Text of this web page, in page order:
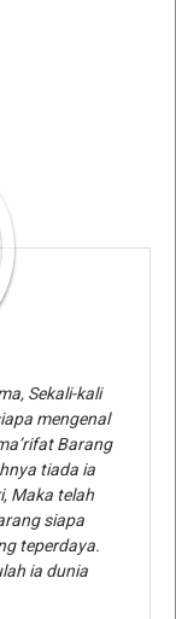
Sekali-kali
mengenal
Barang
tiada ia
Maka telah
siapa
teperdaya.
ia dunia